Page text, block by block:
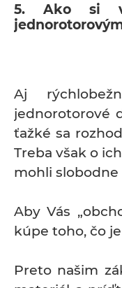
5. Ako si
Aj
jednorotorové
ťažké sa
Treba však o
mohli
Aby Vás
kúpe toho, čo
Preto našim